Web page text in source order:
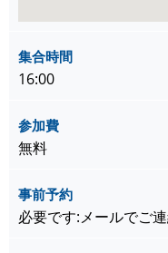
集合時間
16:00
参加費
無料
事前予約
必要です:メールでご連